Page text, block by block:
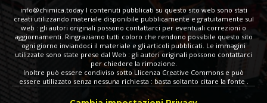
info@chimica.todayI contenuti pubblicati su questo sito web sono stati
creati utilizzando materiale disponibile pubblicamente e gratuitamente sul
web : gli autori originali possono contattarci per eventuali correzioni o
aggiornamenti. Ringraziamo tutti coloro che rendono possibile questo sito
ogni giorno inviandoci il materiale e gli articoli pubblicati. Le immagini
utilizzate sono state prese dal Web : gli autori originali possono contattarci
per chiedere la rimozione.
Inoltre può essere condiviso sotto Llicenza Creative Commons e può
essere utilizzato senza nessuna richiesta : basta soltanto citare la fonte .